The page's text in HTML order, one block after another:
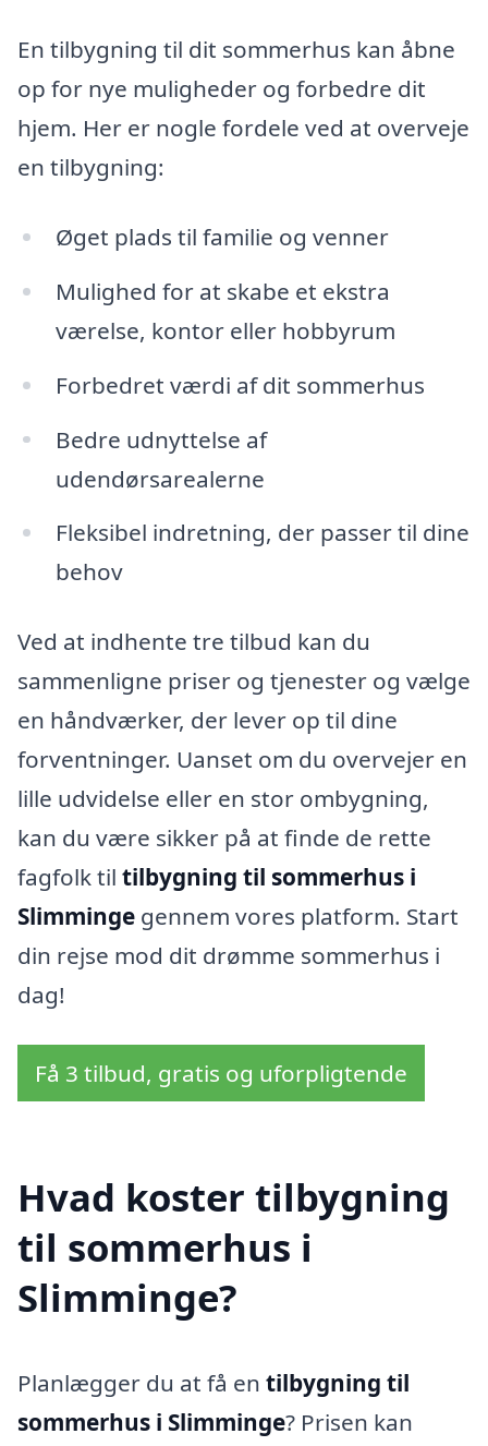
En tilbygning til dit sommerhus kan åbne
op for nye muligheder og forbedre dit
hjem. Her er nogle fordele ved at overveje
en tilbygning:
Øget plads til familie og venner
Mulighed for at skabe et ekstra
værelse, kontor eller hobbyrum
Forbedret værdi af dit sommerhus
Bedre udnyttelse af
udendørsarealerne
Fleksibel indretning, der passer til dine
behov
Ved at indhente tre tilbud kan du
sammenligne priser og tjenester og vælge
en håndværker, der lever op til dine
forventninger. Uanset om du overvejer en
lille udvidelse eller en stor ombygning,
kan du være sikker på at finde de rette
fagfolk til tilbygning til sommerhus i
Slimminge gennem vores platform. Start
din rejse mod dit drømme sommerhus i
dag!
Få 3 tilbud, gratis og uforpligtende
Hvad koster tilbygning
til sommerhus i
Slimminge?
Planlægger du at få en tilbygning til
sommerhus i Slimminge? Prisen kan